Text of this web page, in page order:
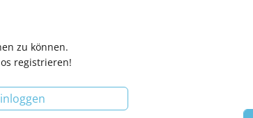
zu können.
registrieren!